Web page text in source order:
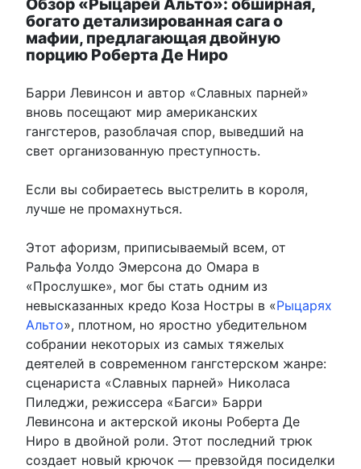
богато детализированная сага о
мафии, предлагающая двойную
порцию Роберта Де Ниро
Барри Левинсон и автор «Славных парней»
вновь посещают мир американских
гангстеров, разоблачая спор, выведший на
свет организованную преступность.
Если вы собираетесь выстрелить в короля,
лучше не промахнуться.
Этот афоризм, приписываемый всем, от
Ральфа Уолдо Эмерсона до Омара в
«Прослушке», мог бы стать одним из
невысказанных кредо Коза Ностры в «Рыцарях
Альто», плотном, но яростно убедительном
собрании некоторых из самых тяжелых
деятелей в современном гангстерском жанре:
сценариста «Славных парней» Николаса
Пиледжи, режиссера «Багси» Барри
Левинсона и актерской иконы Роберта Де
Ниро в двойной роли. Этот последний трюк
создает новый крючок — превзойдя посиделки